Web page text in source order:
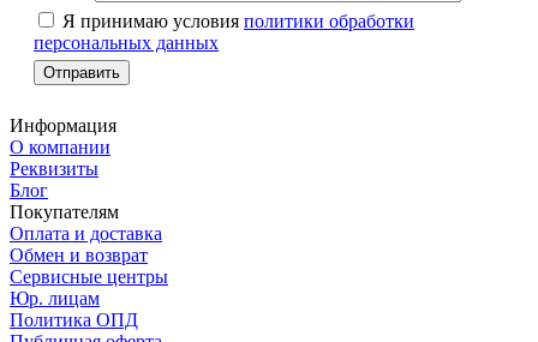
Я принимаю условия политики обработки
персональных данных
Информация
О компании
Реквизиты
Блог
Покупателям
Оплата и доставка
Обмен и возврат
Сервисные центры
Юр. лицам
Политика ОПД